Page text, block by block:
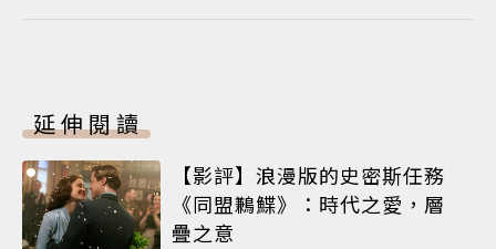
延伸閱讀
【影評】浪漫版的史密斯任務
《同盟鶼鰈》：時代之愛，層
疊之意